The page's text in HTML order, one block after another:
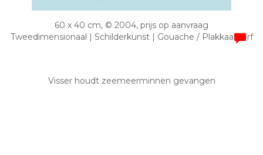
60 x 40 cm, © 2004, prijs op aanvraag
Tweedimensionaal | Schilderkunst | Gouache / Plakkaatverf
Visser houdt zeemeerminnen gevangen